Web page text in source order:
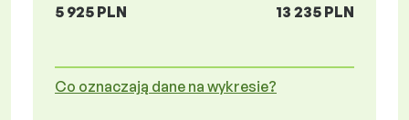
5 925 PLN
13 235 PLN
Co oznaczają dane na wykresie?